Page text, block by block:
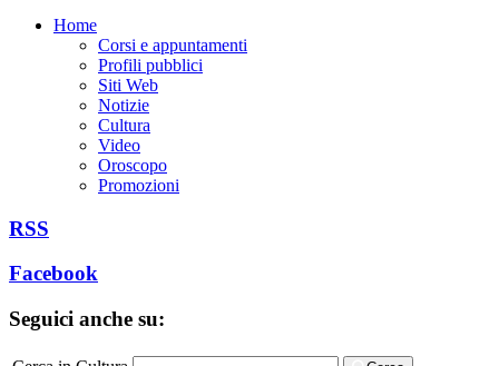
Home
Corsi e appuntamenti
Profili pubblici
Siti Web
Notizie
Cultura
Video
Oroscopo
Promozioni
RSS
Facebook
Seguici anche su: